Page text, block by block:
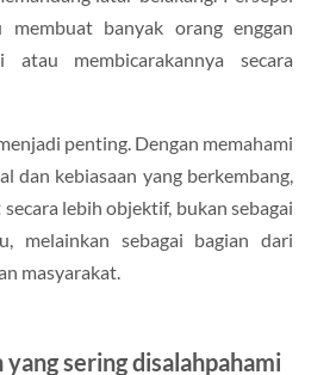
banyak orang enggan
atau membicarakannya secara
penting. Dengan memahami
dan kebiasaan yang berkembang,
lebih objektif, bukan sebagai
melainkan sebagai bagian dari
masyarakat.
yang sering disalahpahami